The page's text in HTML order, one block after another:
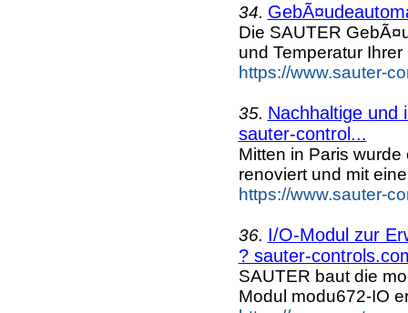
34.
Die SAUTER
und Temperatur
https://www.sauter-
35. Nachhaltige und
sauter-control...
Mitten in Paris
renoviert und mit
https://www.sauter-
36. I/O-Modul zur
? sauter-
SAUTER baut die
Modul modu672-IO